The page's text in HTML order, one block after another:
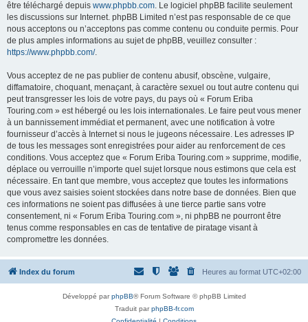
être téléchargé depuis www.phpbb.com. Le logiciel phpBB facilite seulement
les discussions sur Internet. phpBB Limited n’est pas responsable de ce que
nous acceptons ou n’acceptons pas comme contenu ou conduite permis. Pour
de plus amples informations au sujet de phpBB, veuillez consulter :
https://www.phpbb.com/.
Vous acceptez de ne pas publier de contenu abusif, obscène, vulgaire,
diffamatoire, choquant, menaçant, à caractère sexuel ou tout autre contenu qui
peut transgresser les lois de votre pays, du pays où « Forum Eriba
Touring.com » est hébergé ou les lois internationales. Le faire peut vous mener
à un bannissement immédiat et permanent, avec une notification à votre
fournisseur d’accès à Internet si nous le jugeons nécessaire. Les adresses IP
de tous les messages sont enregistrées pour aider au renforcement de ces
conditions. Vous acceptez que « Forum Eriba Touring.com » supprime, modifie,
déplace ou verrouille n’importe quel sujet lorsque nous estimons que cela est
nécessaire. En tant que membre, vous acceptez que toutes les informations
que vous avez saisies soient stockées dans notre base de données. Bien que
ces informations ne soient pas diffusées à une tierce partie sans votre
consentement, ni « Forum Eriba Touring.com », ni phpBB ne pourront être
tenus comme responsables en cas de tentative de piratage visant à
compromettre les données.
Index du forum Heures au format UTC+02:00
Développé parphpBB® Forum Software © phpBB Limited
Traduit parphpBB-fr.com